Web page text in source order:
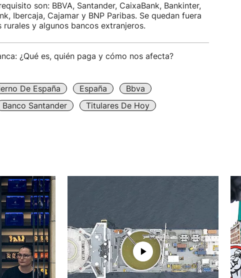
son: BBVA, Santander, CaixaBank, Bankinter,
Ibercaja, Cajamar y BNP Paribas. Se quedan fuera
y algunos bancos extranjeros.
¿Qué es, quién paga y cómo nos afecta?
De España España
Bbva
Banco Santander
Titulares De Hoy